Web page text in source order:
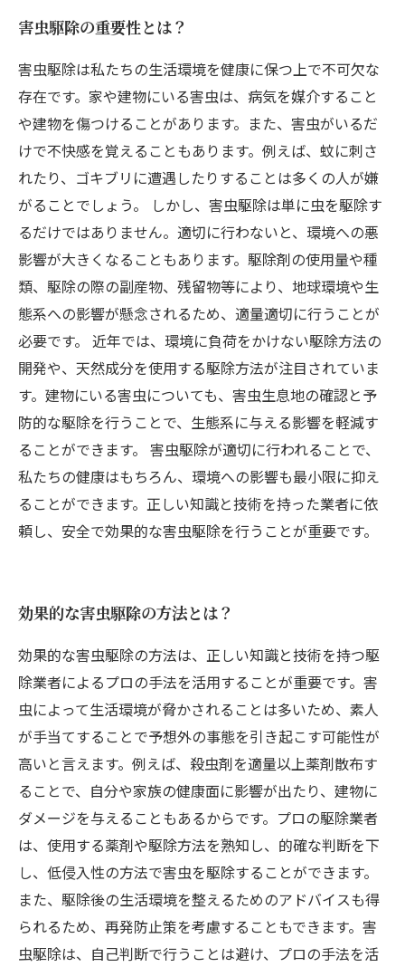
害虫駆除の重要性とは？
害虫駆除は私たちの生活環境を健康に保つ上で不可欠な
存在です。家や建物にいる害虫は、病気を媒介すること
や建物を傷つけることがあります。また、害虫がいるだ
けで不快感を覚えることもあります。例えば、蚊に刺さ
れたり、ゴキブリに遭遇したりすることは多くの人が嫌
がることでしょう。 しかし、害虫駆除は単に虫を駆除す
るだけではありません。適切に行わないと、環境への悪
影響が大きくなることもあります。駆除剤の使用量や種
類、駆除の際の副産物、残留物等により、地球環境や生
態系への影響が懸念されるため、適量適切に行うことが
必要です。 近年では、環境に負荷をかけない駆除方法の
開発や、天然成分を使用する駆除方法が注目されていま
す。建物にいる害虫についても、害虫生息地の確認と予
防的な駆除を行うことで、生態系に与える影響を軽減す
ることができます。 害虫駆除が適切に行われることで、
私たちの健康はもちろん、環境への影響も最小限に抑え
ることができます。正しい知識と技術を持った業者に依
頼し、安全で効果的な害虫駆除を行うことが重要です。
効果的な害虫駆除の方法とは？
効果的な害虫駆除の方法は、正しい知識と技術を持つ駆
除業者によるプロの手法を活用することが重要です。害
虫によって生活環境が脅かされることは多いため、素人
が手当てすることで予想外の事態を引き起こす可能性が
高いと言えます。例えば、殺虫剤を適量以上薬剤散布す
ることで、自分や家族の健康面に影響が出たり、建物に
ダメージを与えることもあるからです。プロの駆除業者
は、使用する薬剤や駆除方法を熟知し、的確な判断を下
し、低侵入性の方法で害虫を駆除することができます。
また、駆除後の生活環境を整えるためのアドバイスも得
られるため、再発防止策を考慮することもできます。害
虫駆除は、自己判断で行うことは避け、プロの手法を活